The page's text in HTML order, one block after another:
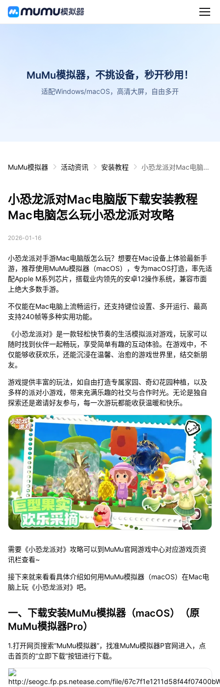
MuMu模拟器，不挑设备，秒开秒用！
适配Windows/macOS，高清大屏，自由多开
MuMu模拟器 活动资讯 安装教程
小恐龙派对Mac电脑版
小恐龙派对Mac电脑版下载安装教程
Mac电脑怎么玩小恐龙派对攻略
2026-01-16
小恐龙派对手游Mac电脑版怎么玩？想要在Mac设备上体验最新手
游，推荐使用MuMu模拟器（macOS），专为macOS打造，率先适
配Apple M系列芯片，搭载业内领先的安卓12操作系统，兼容市面
上绝大多数手游。
不仅能在Mac电脑上流畅运行，还支持键位设置、多开运行、最高
支持240帧等多种实用功能。
《小恐龙派对》是一款轻松快节奏的生活模拟派对游戏，玩家可以
随时找到伙伴一起畅玩，享受简单有趣的互动体验。在游戏中，不
仅能够收获欢乐，还能沉浸在温馨、治愈的游戏世界里，结交新朋
友。
游戏提供丰富的玩法，如自由打造专属家园、奇幻花园种植，以及
多样的派对小游戏，带来充满乐趣的社交与合作时光。无论是独自
探索还是邀请好友参与，每一次游玩都能收获温暖和快乐。
需要《小恐龙派对》攻略可以到MuMu官网游戏中心对应游戏页资
讯栏查看~
接下来就来看看具体介绍如何用MuMu模拟器（macOS）在Mac电
脑上玩《小恐龙派对》吧。
一、下载安装MuMu模拟器（macOS）（原
MuMu模拟器Pro）
1.打开网页搜索“MuMu模拟器”，找准MuMu模拟器P官网进入，点
击首页的“立即下载”按钮进行下载。